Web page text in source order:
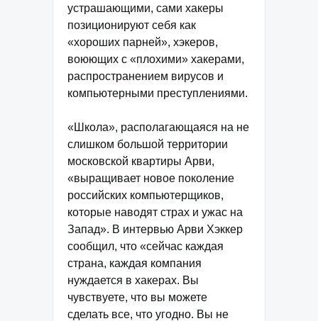
устрашающими, сами хакеры
позиционируют себя как
«хороших парней», хэкеров,
воюющих с «плохими» хакерами,
распространением вирусов и
компьютерными преступлениями.
«Школа», располагающаяся на не
слишком большой территории
московской квартиры Арви,
«выращивает новое поколение
российских компьютерщиков,
которые наводят страх и ужас на
Запад». В интервью Арви Хэккер
сообщил, что «сейчас каждая
страна, каждая компания
нуждается в хакерах. Вы
чувствуете, что вы можете
сделать все, что угодно. Вы не